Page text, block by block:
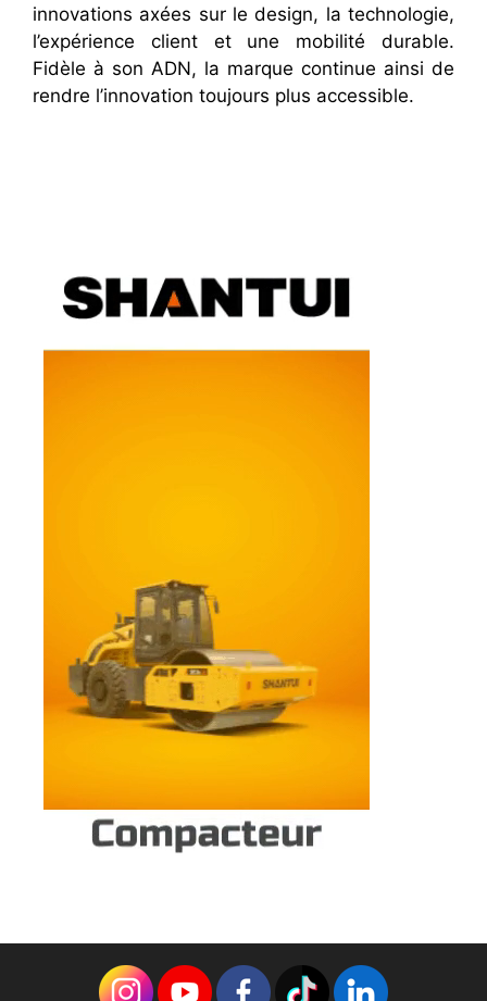
innovations axées sur le design, la technologie,
l’expérience client et une mobilité durable.
Fidèle à son ADN, la marque continue ainsi de
rendre l’innovation toujours plus accessible.